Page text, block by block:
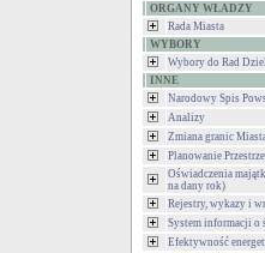
ORGANY WŁADZY
Rada Miasta
WYBORY
Wybory do Rad
INNE
Narodowy Spis
Analizy
Zmiana granic
Planowanie
Oświadczenia
na dany rok)
Rejestry, wykazy i
System informacji o
Efektywność